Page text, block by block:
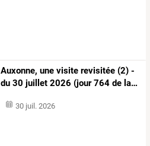
Auxonne, une visite revisitée (2) -
du 30 juillet 2026 (jour764 de la…
30 juil. 2026